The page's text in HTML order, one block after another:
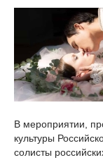
В мероприятии,
культуры
солисты